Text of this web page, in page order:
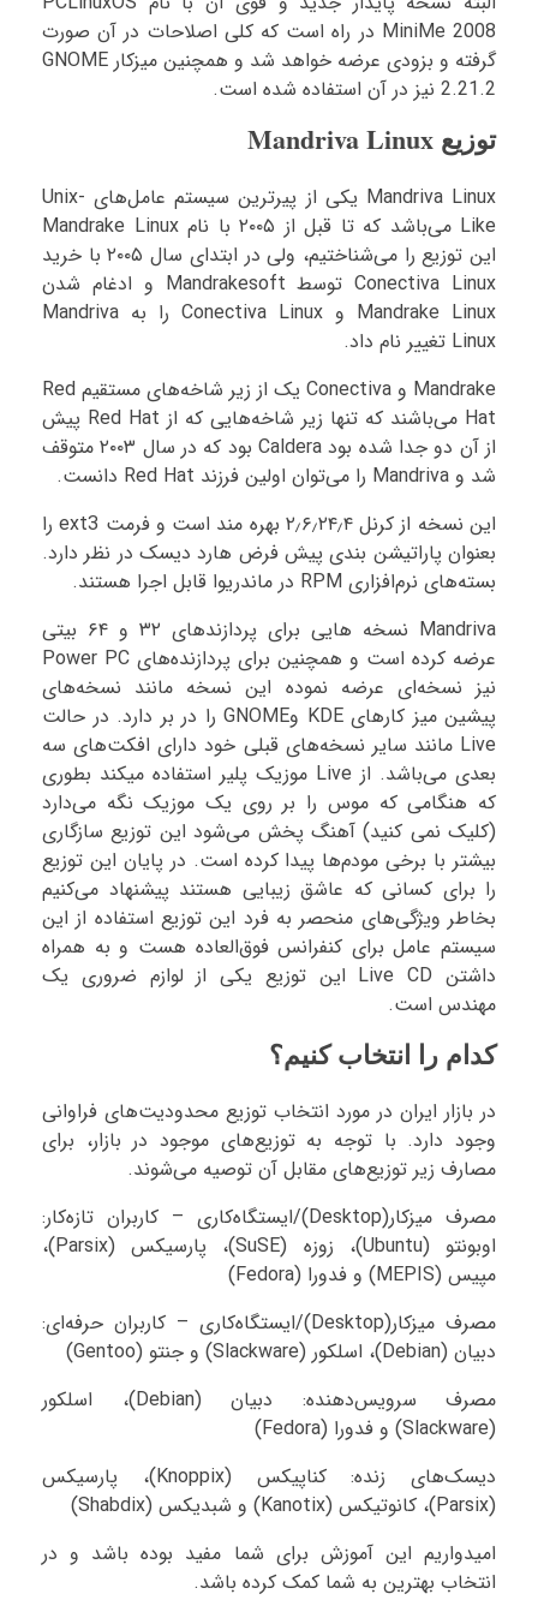
MiniMe 2008 در راه است که کلی اصلاحات در آن صورت
گرفته و بزودی عرضه خواهد شد و همچنین میزکار GNOME
2.21.2 نیز در آن استفاده شده است.
توزیع Mandriva Linux
Mandriva Linux یکی از پیرترین سیستم عامل‌های Unix-
Like می‌باشد که تا قبل از ۲۰۰۵ با نام Mandrake Linux
این توزیع را می‌شناختیم، ولی در ابتدای سال ۲۰۰۵ با خرید
Conectiva Linux توسط Mandrakesoft و ادغام شدن
Mandrake Linux و Conectiva Linux را به Mandriva
Linux تغییر نام داد.
Mandrake و Conectiva یک از زیر شاخه‌های مستقیم Red
Hat می‌باشند که تنها زیر شاخه‌هایی که از Red Hat پیش
از آن دو جدا شده بود Caldera بود که در سال ۲۰۰۳ متوقف
شد و Mandriva را می‌توان اولین فرزند Red Hat دانست.
این نسخه از کرنل ۲٫۶٫۲۴٫۴ بهره مند است و فرمت ext3 را
بعنوان پاراتیشن بندی پیش فرض هارد دیسک در نظر دارد.
بسته‌های نرم‌افزاری RPM در ماندریوا قابل اجرا هستند.
Mandriva نسخه هایی برای پردازندهای ۳۲ و ۶۴ بیتی
عرضه کرده است و همچنین برای پردازنده‌های Power PC
نیز نسخه‌ای عرضه نموده این نسخه مانند نسخه‌های
پیشین میز کار‌های KDE وGNOME را در بر دارد. در حالت
Live مانند سایر نسخه‌های قبلی خود دارای افکت‌های سه
بعدی می‌باشد. از Live موزیک پلیر استفاده می­کند بطوری
که هنگامی که موس را بر روی یک موزیک نگه می‌دارد
(کلیک نمی کنید) آهنگ پخش می‌شود این توزیع سازگاری
بیشتر با برخی مودم‌ها پیدا کرده است. در پایان این توزیع
را برای کسانی که عاشق زیبایی هستند پیشنهاد می‌کنیم
بخاطر ویژگی‌های منحصر به فرد این توزیع استفاده از این
سیستم عامل برای کنفرانس فوق‌العاده هست و به همراه
داشتن Live CD این توزیع یکی از لوازم ضروری یک
مهندس است.
کدام را انتخاب کنیم؟
در بازار ایران در مورد انتخاب توزیع محدودیت‌های فراوانی
وجود دارد. با توجه به توزیع‌های موجود در بازار، برای
مصارف زیر توزیع‌های مقابل آن توصیه می‌شوند.
مصرف میزکار(Desktop)/ایستگاه‌کاری – کاربران تازه‌کار:
اوبونتو (Ubuntu)، زوزه (SuSE)، پارسیکس (Parsix)،
مپیس (MEPIS) و فدورا (Fedora)
مصرف میزکار(Desktop)/ایستگاه‌کاری – کاربران حرفه‌ای:
دبیان (Debian)، اسلکور (Slackware) و جنتو (Gentoo)
مصرف سرویس‌دهنده: دبیان (Debian)، اسلکور
(Slackware) و فدورا (Fedora)
دیسک‌های زنده: کناپیکس (Knoppix)، پارسیکس
(Parsix)، کانوتیکس (Kanotix) و شبدیکس (Shabdix)
امیدواریم این آموزش برای شما مفید بوده باشد و در
انتخاب بهترین به شما کمک کرده باشد.